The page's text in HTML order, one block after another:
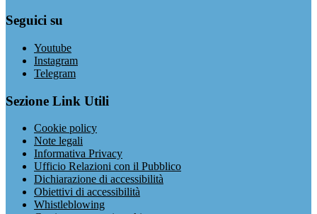
Seguici su
Youtube
Instagram
Telegram
Sezione Link Utili
Cookie policy
Note legali
Informativa Privacy
Ufficio Relazioni con il Pubblico
Dichiarazione di accessibilità
Obiettivi di accessibilità
Whistleblowing